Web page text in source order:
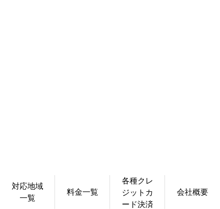
対応地域
一覧
料金一覧
各種クレ
ジットカ
ード決済
会社概要